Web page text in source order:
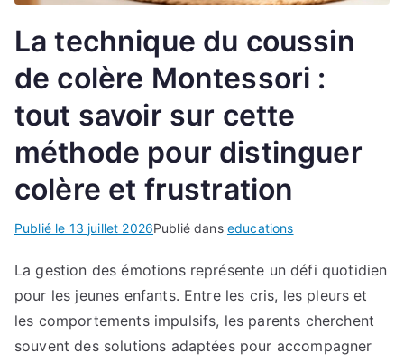
La technique du coussin
de colère Montessori :
tout savoir sur cette
méthode pour distinguer
colère et frustration
Publié le 13 juillet 2026Publié dans educations
La gestion des émotions représente un défi quotidien
pour les jeunes enfants. Entre les cris, les pleurs et
les comportements impulsifs, les parents cherchent
souvent des solutions adaptées pour accompagner